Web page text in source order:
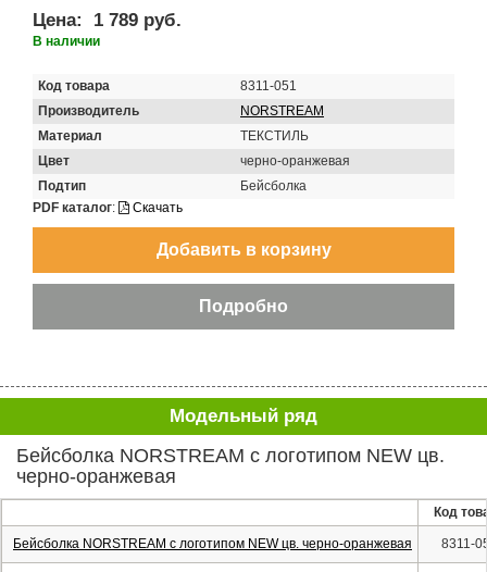
Цена: 1 789 руб.
В наличии
Код товара
8311-051
Производитель
NORSTREAM
Материал
ТЕКСТИЛЬ
Цвет
черно-оранжевая
Подтип
Бейсболка
PDF каталог: Скачать
Модельный ряд
Бейсболка NORSTREAM с логотипом NEW цв.
черно-оранжевая
Код
Бейсболка NORSTREAM с логотипом NEW цв. черно-оранжевая 8311-